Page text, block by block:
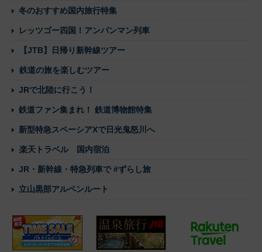
冬のおすすめ国内旅行特集
レッツゴー四国！アンパンマン列車
【JTB】日帰り新幹線ツアー
鉄道の旅を楽しむツアー
JRで北陸に行こう！
鉄道ファン集まれ！ 鉄道博物館特集
新型特急スペーシアXで日光鬼怒川へ
楽天トラベル 国内宿泊
JR・新幹線・特急列車で #ずらし旅
立山黒部アルペンルート